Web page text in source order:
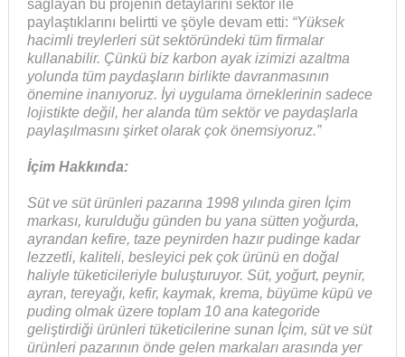
sağlayan bu projenin detaylarını sektör ile
paylaştıklarını belirtti ve şöyle devam etti: “Yüksek
hacimli treylerleri süt sektöründeki tüm firmalar
kullanabilir. Çünkü biz karbon ayak izimizi azaltma
yolunda tüm paydaşların birlikte davranmasının
önemine inanıyoruz. İyi uygulama örneklerinin sadece
lojistikte değil, her alanda tüm sektör ve paydaşlarla
paylaşılmasını şirket olarak çok önemsiyoruz.”
İçim Hakkında:
Süt ve süt ürünleri pazarına 1998 yılında giren İçim
markası, kurulduğu günden bu yana sütten yoğurda,
ayrandan kefire, taze peynirden hazır pudinge kadar
lezzetli, kaliteli, besleyici pek çok ürünü en doğal
haliyle tüketicileriyle buluşturuyor. Süt, yoğurt, peynir,
ayran, tereyağı, kefir, kaymak, krema, büyüme küpü ve
puding olmak üzere toplam 10 ana kategoride
geliştirdiği ürünleri tüketicilerine sunan İçim, süt ve süt
ürünleri pazarının önde gelen markaları arasında yer